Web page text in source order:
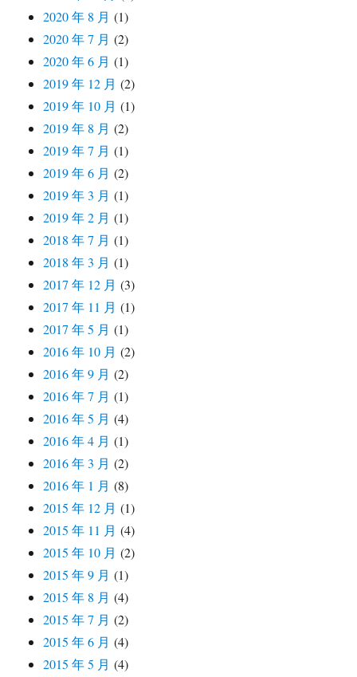
2020 年 8 月 (1)
2020 年 7 月 (2)
2020 年 6 月 (1)
2019 年 12 月 (2)
2019 年 10 月 (1)
2019 年 8 月 (2)
2019 年 7 月 (1)
2019 年 6 月 (2)
2019 年 3 月 (1)
2019 年 2 月 (1)
2018 年 7 月 (1)
2018 年 3 月 (1)
2017 年 12 月 (3)
2017 年 11 月 (1)
2017 年 5 月 (1)
2016 年 10 月 (2)
2016 年 9 月 (2)
2016 年 7 月 (1)
2016 年 5 月 (4)
2016 年 4 月 (1)
2016 年 3 月 (2)
2016 年 1 月 (8)
2015 年 12 月 (1)
2015 年 11 月 (4)
2015 年 10 月 (2)
2015 年 9 月 (1)
2015 年 8 月 (4)
2015 年 7 月 (2)
2015 年 6 月 (4)
2015 年 5 月 (4)